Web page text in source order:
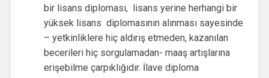
bir lisans diploması, lisans yerine herhangi bir
yüksek lisans diplomasının alınması sayesinde
– yetkinliklere hiç aldırış etmeden, kazanılan
becerileri hiç sorgulamadan- maaş artışlarına
erişebilme çarpıklığıdır. İlave diploma